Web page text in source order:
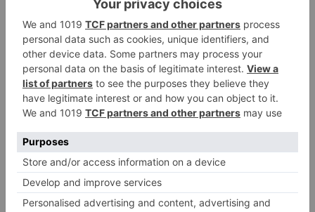
3
Santiago Lencina, nuevo
temporada 2026/27
4
El Burgos CF anuncia que Álex
Lizancos ha sido operado con
éxito del menisco de su rodilla
izquierda
5
Detenidas tres personas en
Quintanar de la Sierra con
hachís, cocaína y marihuana
ocultos en su vehículo